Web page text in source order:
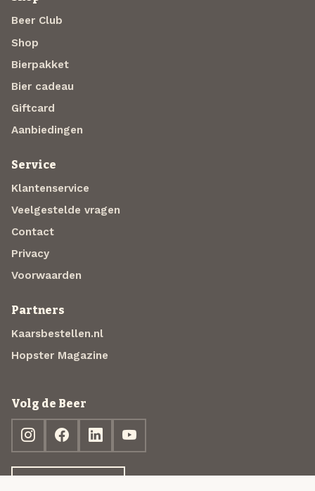
Beer Club
Shop
Bierpakket
Bier cadeau
Giftcard
Aanbiedingen
Service
Klantenservice
Veelgestelde vragen
Contact
Privacy
Voorwaarden
Partners
Kaarsbestellen.nl
Hopster Magazine
Volg de Beer